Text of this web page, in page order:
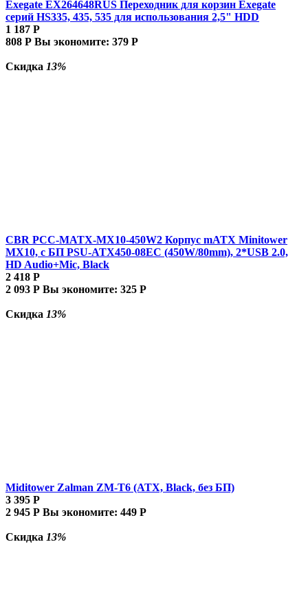
Exegate EX264648RUS Переходник для корзин Exegate
серий HS335, 435, 535 для использования 2,5" HDD
1 187 Р
808 Р Вы экономите: 379 Р
Скидка 13%
CBR PCC-MATX-MX10-450W2 Корпус mATX Minitower
MX10, c БП PSU-ATX450-08EC (450W/80mm), 2*USB 2.0,
HD Audio+Mic, Black
2 418 Р
2 093 Р Вы экономите: 325 Р
Скидка 13%
Miditower Zalman ZM-T6 (ATX, Black, без БП)
3 395 Р
2 945 Р Вы экономите: 449 Р
Скидка 13%